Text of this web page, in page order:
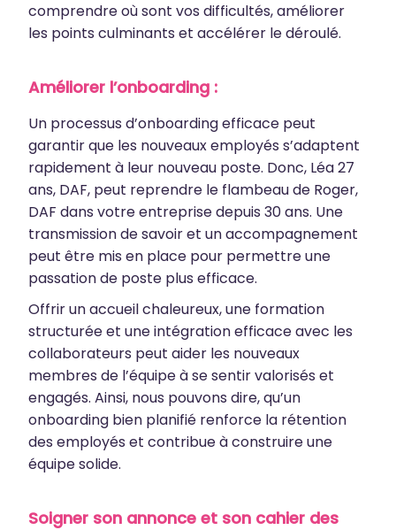
comprendre où sont vos difficultés, améliorer
les points culminants et accélérer le déroulé.
Améliorer l’onboarding :
Un processus d’onboarding efficace peut
garantir que les nouveaux employés s’adaptent
rapidement à leur nouveau poste. Donc, Léa 27
ans, DAF, peut reprendre le flambeau de Roger,
DAF dans votre entreprise depuis 30 ans. Une
transmission de savoir et un accompagnement
peut être mis en place pour permettre une
passation de poste plus efficace.
Offrir un accueil chaleureux, une formation
structurée et une intégration efficace avec les
collaborateurs peut aider les nouveaux
membres de l’équipe à se sentir valorisés et
engagés. Ainsi, nous pouvons dire, qu’un
onboarding bien planifié renforce la rétention
des employés et contribue à construire une
équipe solide.
Soigner son annonce et son cahier des